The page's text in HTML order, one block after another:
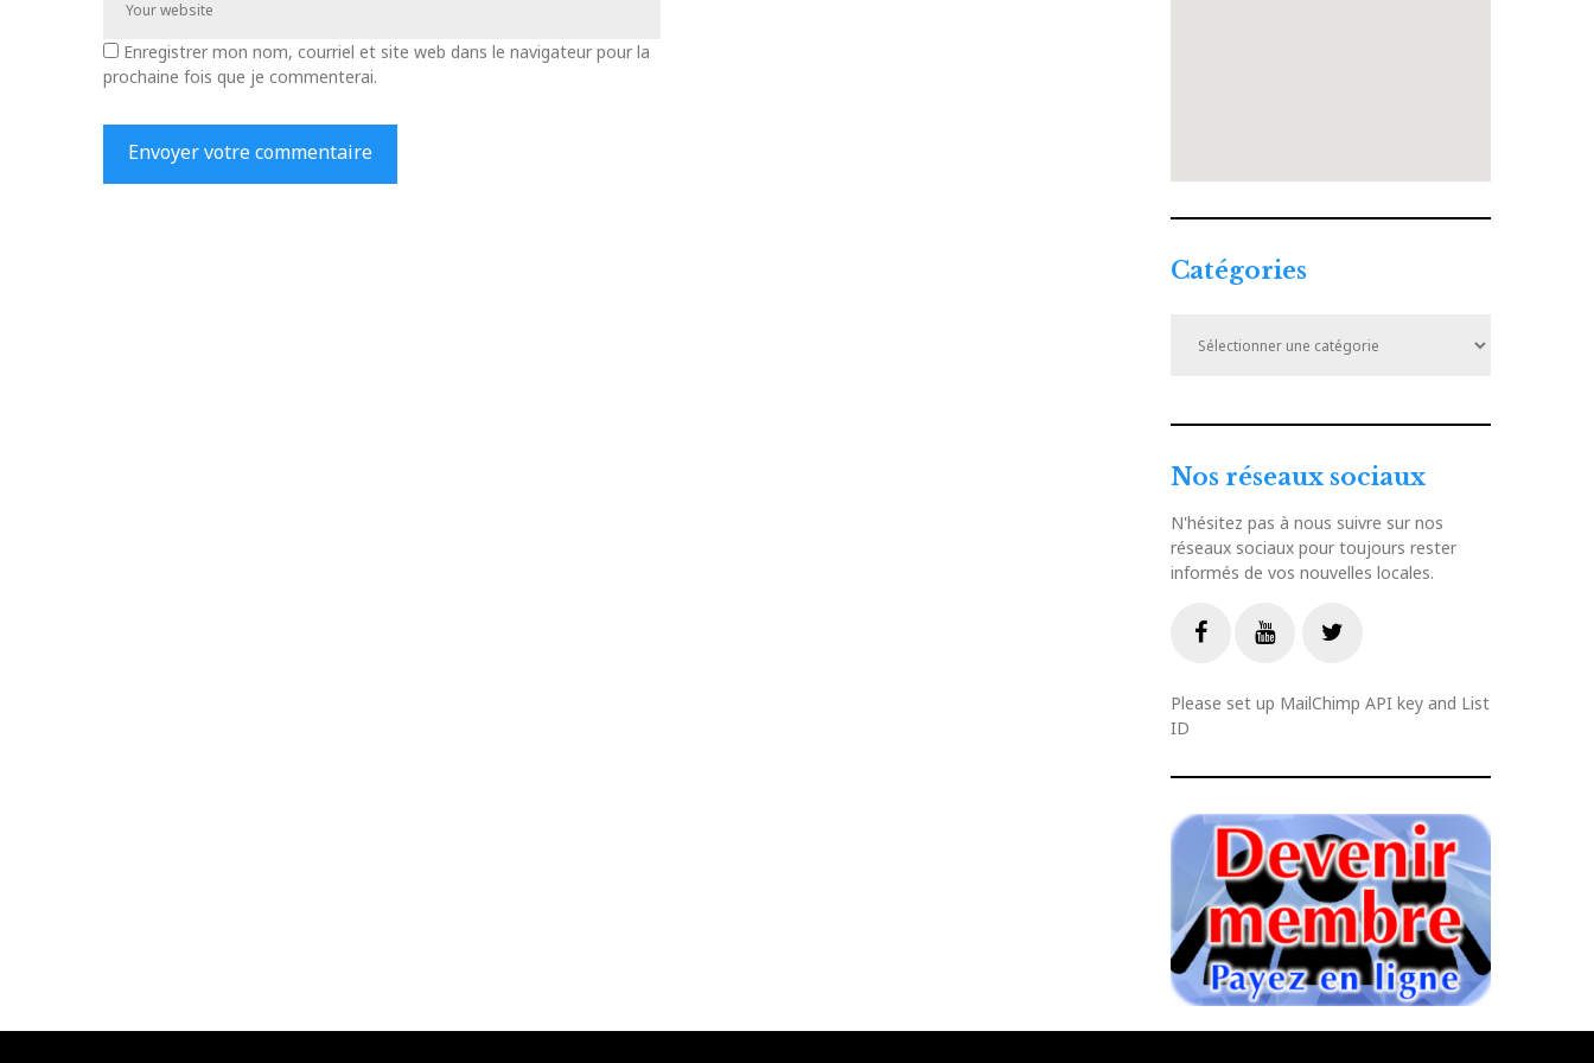
Enregistrer mon nom, courriel et site web dans le navigateur pour la
prochaine fois que je commenterai.
Catégories
Nos réseaux sociaux
N'hésitez pas à nous suivre sur nos
réseaux sociaux pour toujours rester
informés de vos nouvelles locales.
Please set up MailChimp API key and List
ID